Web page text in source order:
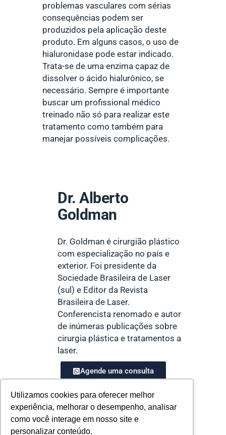
Utilizamos cookies para oferecer melhor
experiência, melhorar o desempenho, analisar
como você interage em nosso site e
personalizar conteúdo.
problemas vasculares com sérias
consequências podem ser
produzidos pela aplicação deste
produto. Em alguns casos, o uso de
hialuronidase pode estar indicado.
Trata-se de uma enzima capaz de
dissolver o ácido hialurônico, se
necessário. Sempre é importante
buscar um profissional médico
treinado não só para realizar este
tratamento como também para
manejar possíveis complicações.
Dr. Alberto
Goldman
Dr. Goldman é cirurgião plástico
com especialização no país e
exterior. Foi presidente da
Sociedade Brasileira de Laser
(sul) e Editor da Revista
Brasileira de Laser.
Conferencista renomado e autor
de inúmeras publicações sobre
cirurgia plástica e tratamentos a
laser.
Agende uma consulta